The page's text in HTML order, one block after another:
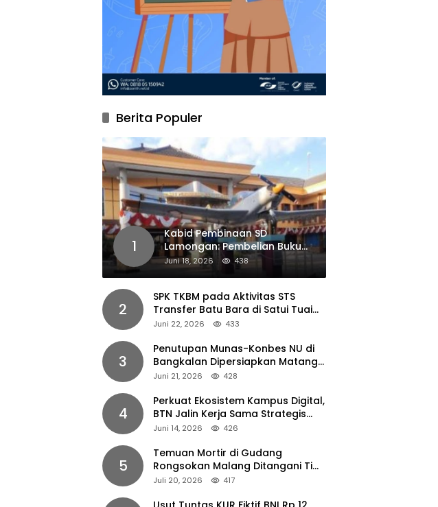
Berita Populer
1
Kabid Pembinaan SD
Lamongan: Pembelian Buku
Pendamping Tidak Boleh
Dipaksakan
Juni 18, 2026 438
2
SPK TKBM pada Aktivitas STS
Transfer Batu Bara di Satui Tuai
Sorotan
Juni 22, 2026 433
3
Penutupan Munas-Konbes NU di
Bangkalan Dipersiapkan Matang,
Gus Ipul Turun Tangan
Juni 21, 2026 428
4
Perkuat Ekosistem Kampus Digital,
BTN Jalin Kerja Sama Strategis
dengan UNAIR
Juni 14, 2026 426
5
Temuan Mortir di Gudang
Rongsokan Malang Ditangani Tim
Gegana Polda Jatim
Juli 20, 2026 417